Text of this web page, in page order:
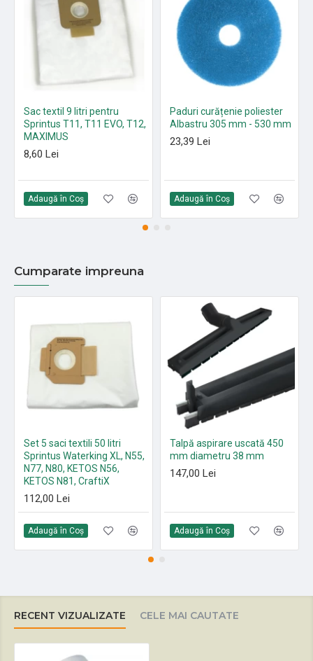
Sac textil 9 litri pentru
Sprintus T11, T11 EVO, T12,
MAXIMUS
8,60 Lei
Adaugă în Coş
Paduri curățenie poliester
Albastru 305 mm - 530 mm
23,39 Lei
Adaugă în Coş
Cumparate impreuna
Set 5 saci textili 50 litri
Sprintus Waterking XL, N55,
N77, N80, KETOS N56,
KETOS N81, CraftiX
112,00 Lei
Adaugă în Coş
Talpă aspirare uscată 450
mm diametru 38 mm
147,00 Lei
Adaugă în Coş
RECENT VIZUALIZATE CELE MAI CAUTATE